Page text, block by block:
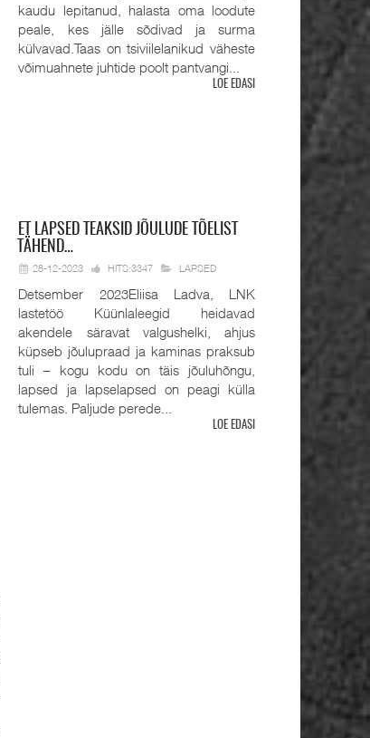
kaudu lepitanud, halasta oma loodute
peale, kes jälle sõdivad ja surma
külvavad.Taas on tsiviilelanikud väheste
võimuahnete juhtide poolt pantvangi...
LOE EDASI
ET
LAPSED TEAKSID JÕULUDE TÕELIST
TÄHEND…
28-12-2023 HITS:3347 LAPSED
Detsember 2023Eliisa Ladva, LNK
lastetöö Küünlaleegid heidavad
akendele säravat valgushelki, ahjus
küpseb jõulupraad ja kaminas praksub
tuli – kogu kodu on täis jõuluhõngu,
lapsed ja lapselapsed on peagi külla
tulemas. Paljude perede...
LOE EDASI